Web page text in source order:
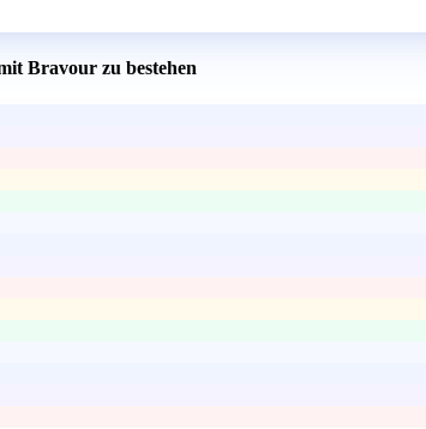
Bravour zu bestehen